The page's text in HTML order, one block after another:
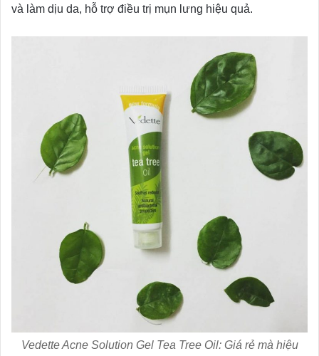
và làm dịu da, hỗ trợ điều trị mụn lưng hiệu quả.
Vedette Acne Solution Gel Tea Tree Oil: Giá rẻ mà hiệu